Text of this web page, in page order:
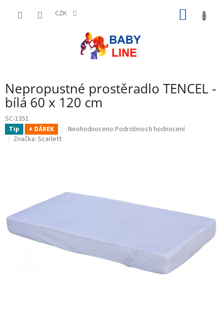
CZK
Nepropustné prostěradlo TENCEL -
bílá 60 x 120 cm
SC-1351
Tip + DÁREK
Průměrné
hvězdiček.
Neohodnoceno Podrobnosti hodnocení
Značka: Scarlett